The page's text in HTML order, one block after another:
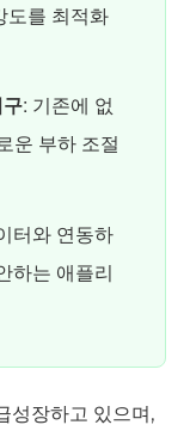
도를 최적화
: 기존에 없
운 부하 조절
터와 연동하
하는 애플리
성장하고 있으며,